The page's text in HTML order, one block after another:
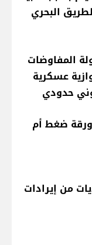
البحري
المفاوضات
عسكرية
حدودي
ورقة ضغط أم
من إيرادات